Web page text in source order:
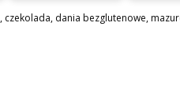
, czekolada, dania bezglutenowe,